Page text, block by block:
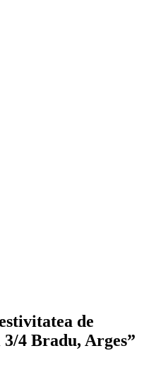
de
4 Bradu, Arges”